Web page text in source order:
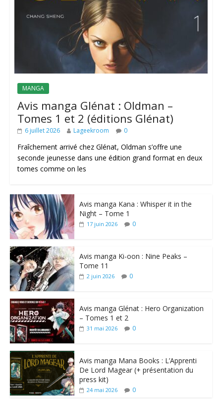
MANGA
Avis manga Glénat : Oldman –
Tomes 1 et 2 (éditions Glénat)
6 juillet 2026 Lageekroom 0
Fraîchement arrivé chez Glénat, Oldman s’offre une
seconde jeunesse dans une édition grand format en deux
tomes comme on les
Avis manga Kana : Whisper it in the
Night – Tome 1
17 juin 2026 0
Avis manga Ki-oon : Nine Peaks –
Tome 11
2 juin 2026 0
Avis manga Glénat : Hero Organization
– Tomes 1 et 2
31 mai 2026 0
Avis manga Mana Books : L’Apprenti
De Lord Magear (+ présentation du
press kit)
24 mai 2026 0